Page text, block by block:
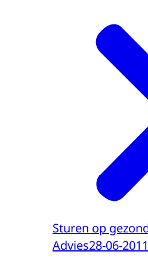
Sturen op
Advies28-06-2011